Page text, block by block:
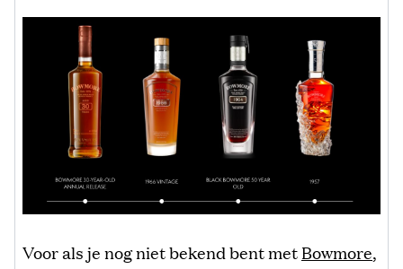
Voor als je nog niet bekend bent metBowmore,